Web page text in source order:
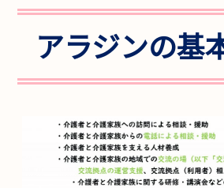
アラジンの基